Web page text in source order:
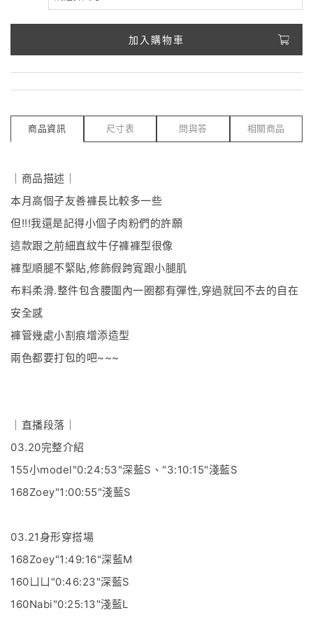
加入購物車
商品資訊 尺寸表 問與答 相關商品
｜商品描述｜
本月高個子友善褲長比較多一些
但!!!我還是記得小個子肉粉們的許願
這款跟之前細直紋牛仔褲褲型很像
褲型順腿不緊貼,修飾假跨寬跟小腿肌
布料柔滑.整件包含腰圍內一圈都有彈性,穿過就回不去的自在
安全感
褲管幾處小割痕增添造型
兩色都要打包的吧~~~
｜直播段落｜
03.20完整介紹
155小model"0:24:53"深藍S、"3:10:15"淺藍S
168Zoey"1:00:55"淺藍S
03.21身形穿搭場
168Zoey"1:49:16"深藍M
160ㄩㄩ"0:46:23"深藍S
160Nabi"0:25:13"淺藍L